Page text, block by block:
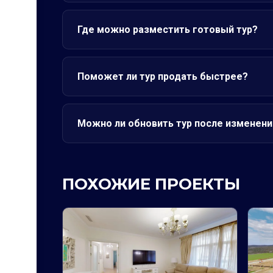
Где можно разместить готовый тур?
Поможет ли тур продать быстрее?
Можно ли обновить тур после
ПОХОЖИЕ ПРОЕКТЫ